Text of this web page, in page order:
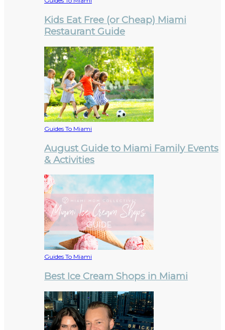
Kids Eat Free (or Cheap) Miami
Restaurant Guide
Guides To Miami
August Guide to Miami Family Events
& Activities
Guides To Miami
Best Ice Cream Shops in Miami